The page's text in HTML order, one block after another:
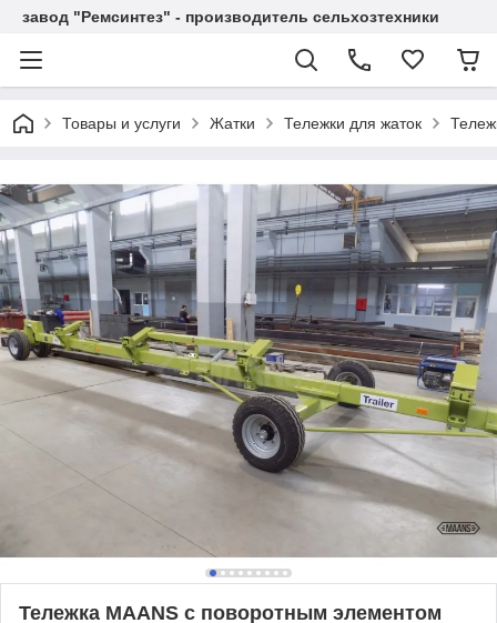
завод "Ремсинтез" - производитель сельхозтехники
Товары и услуги Жатки Тележки для жаток
Тележка MAANS с поворотным элементом